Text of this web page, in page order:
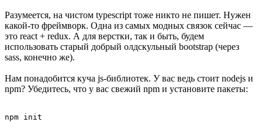
Разумеется, на чистом typescript тоже никто не пишет. Нужен
какой-то фреймворк. Одна из самых модных связок сейчас —
это react + redux. А для верстки, так и быть, будем
использовать старый добрый олдскульный bootstrap (через
sass, конечно же).
Нам понадобится куча js-библиотек. У вас ведь стоит nodejs и
npm? Убедитесь, что у вас свежий npm и установите пакеты:
npm init